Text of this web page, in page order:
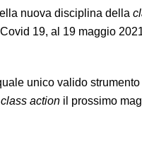
nuova disciplina della
19, al 19 maggio
unico valido
class action il prossimo